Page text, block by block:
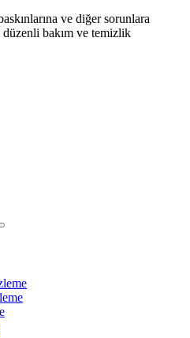
ve diğer sorunlara
bakım ve temizlik